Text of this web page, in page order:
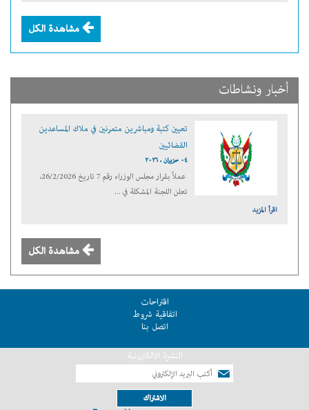
مشاهدة الكل
أخبار ونشاطات
تعيين كتبة ومباشرين متمرنين في ملاك المساعدين
القضائيين
٠٤ حزيران ، ٢٠٢٦
عملاً بقرار مجلس الوزراء رقم 7 تاريخ 26/2/2026،
تعلن اللجنة المشكلة في ...
اقرأ المزيد
مشاهدة الكل
اقتراحات
اتفاقية شروط
اتصل بنا
النشرة الالكترونية
الاشتراك